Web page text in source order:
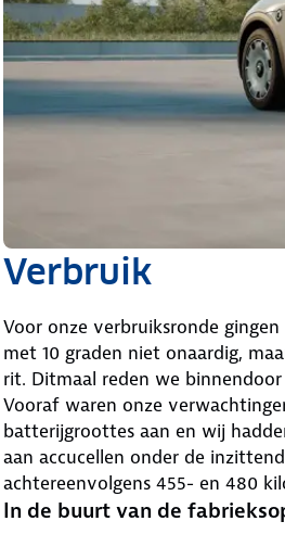
Verbruik
Voor onze verbruiksronde
met 10 graden niet onaardig,
rit. Ditmaal reden we
Vooraf waren onze
batterijgroottes aan en wij
aan accucellen onder de
achtereenvolgens 455- en 480
In de buurt van de